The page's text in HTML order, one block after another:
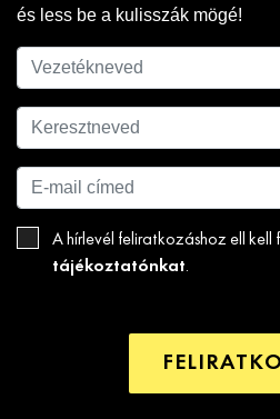
és less be a kulisszák mögé!
A hírlevél feliratkozáshoz ell kell
tájékoztatónkat.